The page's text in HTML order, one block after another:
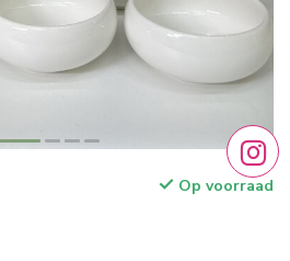
Op voorraad